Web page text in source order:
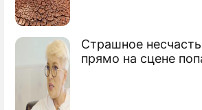
Страшное
прямо на сцене